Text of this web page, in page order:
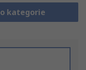
kategorie